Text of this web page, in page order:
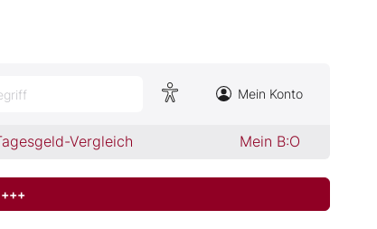
Mein Konto
Vergleich Mein B:O